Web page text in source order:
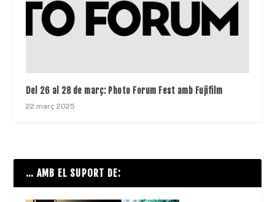
Del 26 al 28 de març: Photo Forum Fest amb Fujifilm
22 març 2025
… AMB EL SUPORT DE: